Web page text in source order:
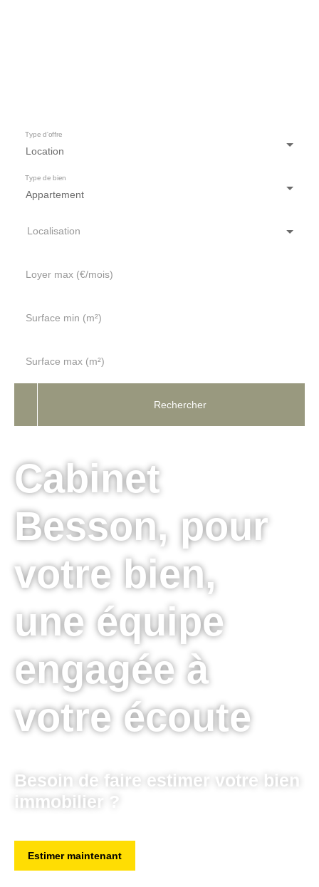
Location
Type d'offre
Appartement
Type de bien
Localisation
Loyer max (€/mois)
Surface min (m²)
Surface max (m²)
Rechercher
Cabinet
Besson, pour
votre bien,
une équipe
engagée à
votre écoute
Besoin de faire estimer votre bien
immobilier ?
Estimer maintenant